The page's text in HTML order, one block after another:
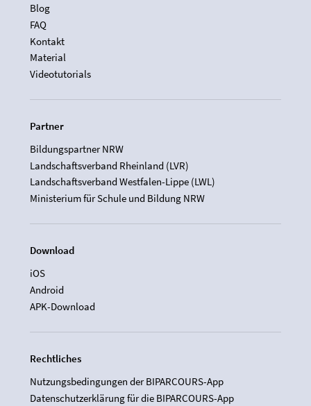
Blog
FAQ
Kontakt
Material
Videotutorials
Partner
Bildungspartner NRW
Landschaftsverband Rheinland (LVR)
Landschaftsverband Westfalen-Lippe (LWL)
Ministerium für Schule und Bildung NRW
Download
iOS
Android
APK-Download
Rechtliches
Nutzungsbedingungen der BIPARCOURS-App
Datenschutzerklärung für die BIPARCOURS-App